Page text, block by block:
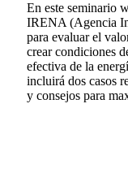
En este seminario
IRENA (Agencia
para evaluar el
crear condiciones
efectiva de la
incluirá dos casos
y consejos para